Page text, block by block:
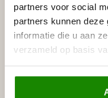
partners voor social
partners kunnen deze
informatie die u aan
verzameld op basis
Gerelateerde
NMC